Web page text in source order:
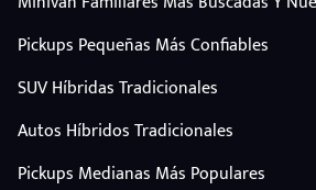
Pickups Pequeñas Más Confiables
SUV Híbridas Tradicionales
Autos Híbridos Tradicionales
Pickups Medianas Más Populares